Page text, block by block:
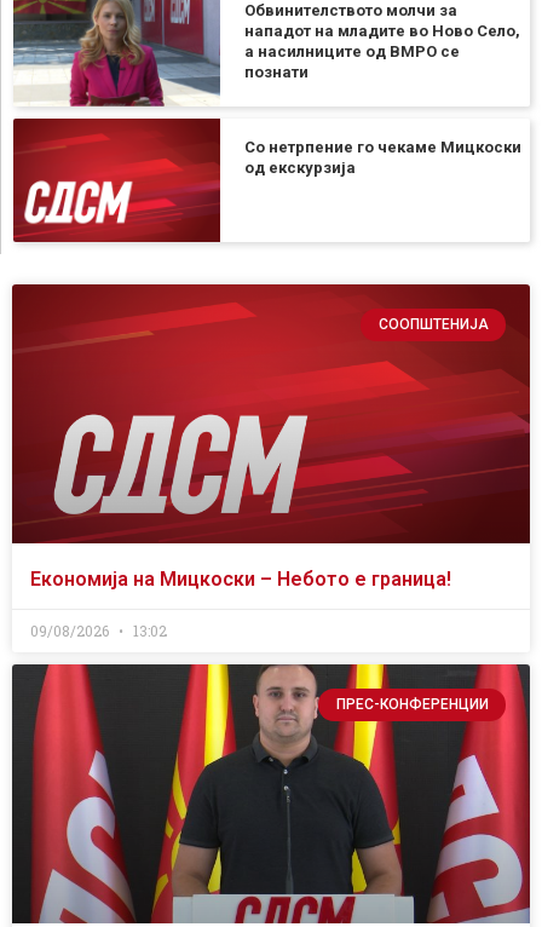
Обвинителството молчи за
нападот на младите во Ново Село,
а насилниците од ВМРО се
познати
Со нетрпение го чекаме Мицкоски
од екскурзија
СООПШТЕНИЈА
Економија на Мицкоски – Небото е граница!
09/08/2026 13:02
ПРЕС-КОНФЕРЕНЦИИ